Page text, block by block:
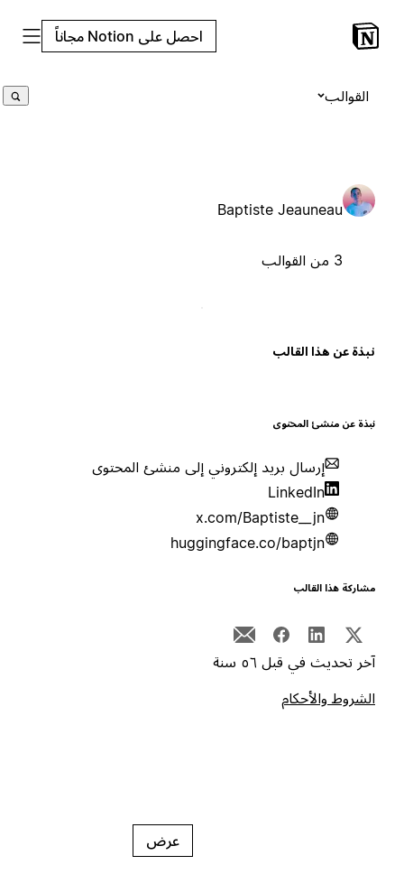
احصل على Notion مجاناً
القوالب
Baptiste Jeauneau
عن هذا القالب
عن منشئ المحتوى
إرسال بريد إلكتروني إلى منشئ المحتوى
LinkedIn
x.com/Baptiste__jn
huggingface.co/baptjn
هذا القالب
تحديث في قبل ٥٦ سنة
والأحكام
عرض